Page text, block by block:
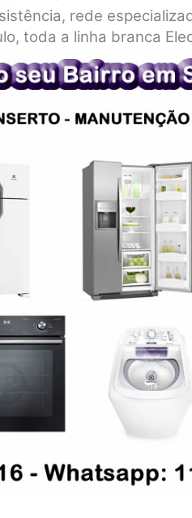
rede
toda a linha branca